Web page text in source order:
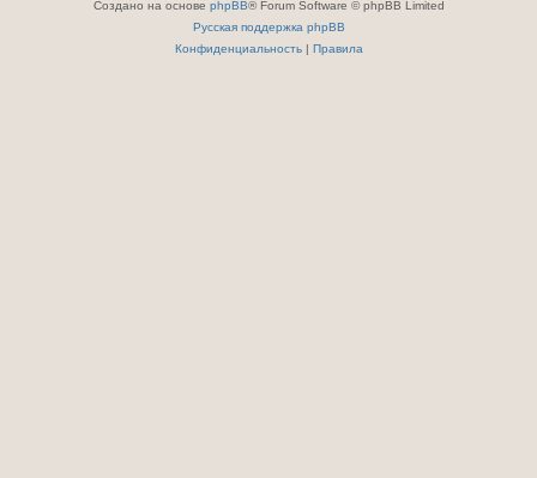
Создано на основе phpBB® Forum Software © phpBB Limited
Русская поддержка phpBB
Конфиденциальность| Правила